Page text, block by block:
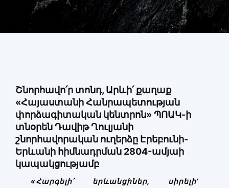
Փորձաքննությունների տեսակները
Նորություններ
Շնորհավո՛ր տոնդ, Արևի՛ քաղաք
«Հայաստանի Հանրապետության
փորձագիտական կենտրոն» ՊՈԱԿ-ի
տնօրեն Դավիթ Ղուլյանի
շնորհավորական ուղերձը Էրեբունի-
Երևանի հիմնադրման 2804-ամյաի
կապակցությամբ
«Հարգելի՛ երևանցիներ, սիրելի’